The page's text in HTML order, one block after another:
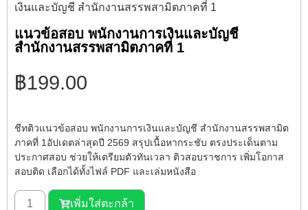
เงินและบัญชี สำนักงานสรรพสามิตภาคที่ 1
แนวข้อสอบ พนักงานการเงินและบัญชี
สำนักงานสรรพสามิตภาคที่ 1
฿199.00
ชีทติวแนวข้อสอบ พนักงานการเงินและบัญชี สำนักงานสรรพสามิต
ภาคที่ 1อัปเดตล่าสุดปี 2569 สรุปเนื้อหากระชับ ตรงประเด็นตาม
ประกาศสอบ ช่วยให้เตรียมตัวทันเวลา ติวสอบราชการ เพิ่มโอกาส
สอบติด เลือกได้ทั้งไฟล์ PDF และเล่มหนังสือ
เพิ่มใส่ตะกล้า